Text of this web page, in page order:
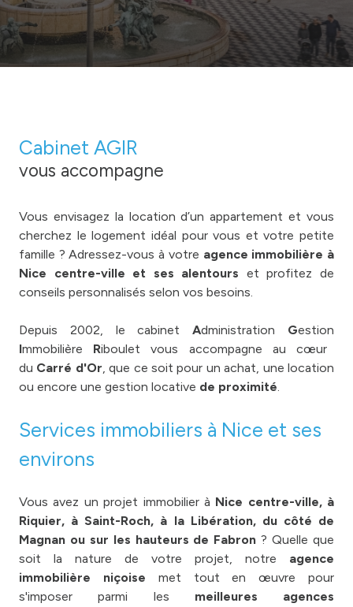
Cabinet AGIR
vous accompagne
Vous envisagez la location d’un appartement et vous
cherchez le logement idéal pour vous et votre petite
famille ? Adressez-vous à votre agence immobilière à
Nice centre-ville et ses alentours et profitez de
conseils personnalisés selon vos besoins.
Depuis 2002, le cabinetAdministration Gestion
Immobilière Riboulet vous accompagne au cœur
du Carré d'Or, que ce soit pour un achat, une location
ou encore une gestion locative de proximité.
Services immobiliers à Nice et ses
environs
Vous avez un projet immobilier à Nice centre-ville, à
Riquier, à Saint-Roch, à la Libération, du côté de
Magnan ou sur les hauteurs de Fabron ? Quelle que
soit la nature de votre projet, notre agence
immobilière niçoise met tout en œuvre pour
s'imposer parmi les meilleures agences